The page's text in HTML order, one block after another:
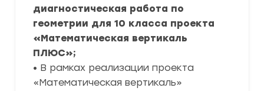
диагностическая работа по
геометрии для 10 класса проекта
«Математическая вертикаль
ПЛЮС»;
• В рамках реализации проекта
«Математическая вертикаль»